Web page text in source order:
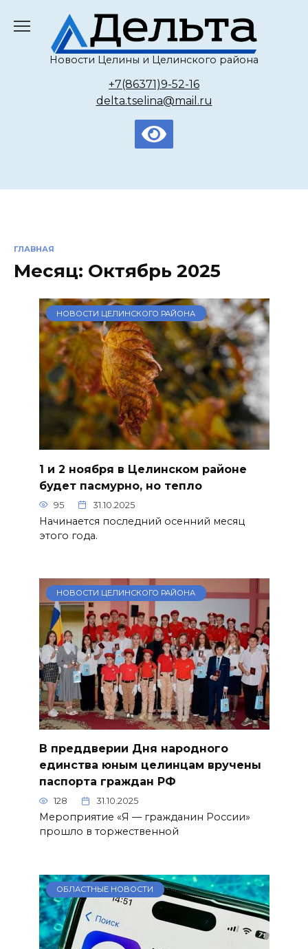
содержанию
Новости Целины и Целинского района
+7(86371)9-52-16
delta.tselina@mail.ru
ГЛАВНАЯ
Месяц: Октябрь 2025
НОВОСТИ ЦЕЛИНСКОГО РАЙОНА
1 и 2 ноября в Целинском районе
будет пасмурно, но тепло
95 31.10.2025
Начинается последний осенний месяц
этого года.
НОВОСТИ ЦЕЛИНСКОГО РАЙОНА
В преддверии Дня народного
единства юным целинцам вручены
паспорта граждан РФ
128 31.10.2025
Мероприятие «Я — гражданин России»
прошло в торжественной
ОБЛАСТНЫЕ НОВОСТИ